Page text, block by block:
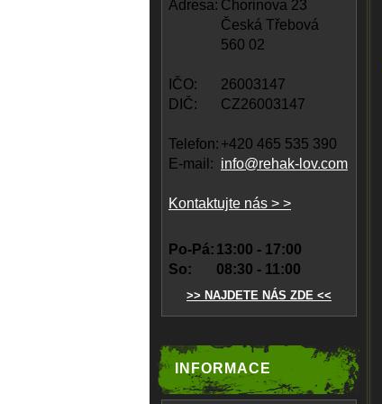
Adresa: Chorinova 23
Česká Třebová
560 02
IČO:
26003147
DIČ:
CZ26003147
Telefon: +420 465 535 390
E-mail: info@rehak-lov.com
Kontaktujte nás > >
Po-Pá: 13:00 - 17:00
So:
08:30 - 11:00
>> NAJDETE NÁS ZDE <<
INFORMACE